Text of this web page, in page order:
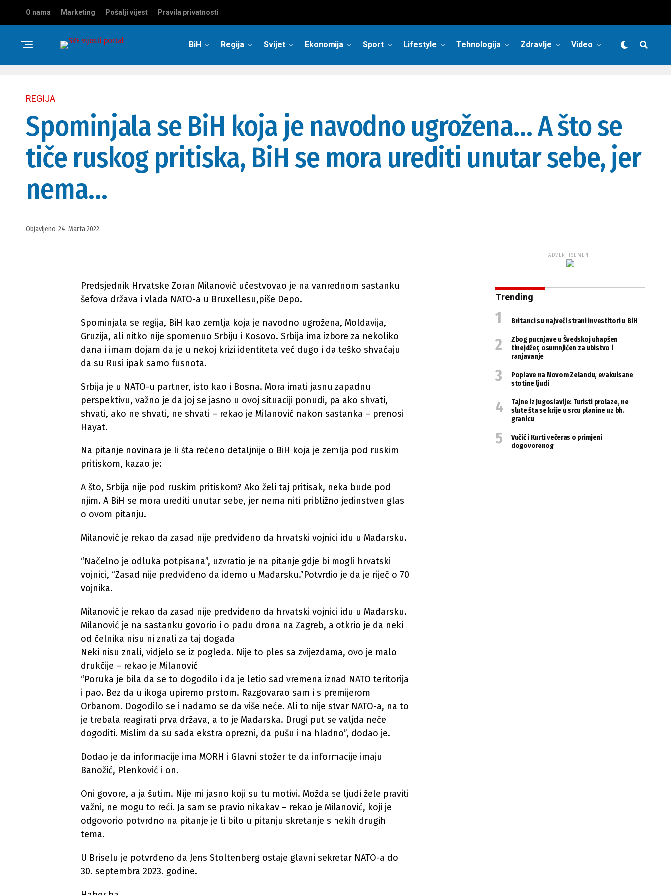
O nama Marketing Pošalji vijest Pravila privatnosti
BiH Regija Svijet Ekonomija Sport Lifestyle Tehnologija Zdravlje Video
REGIJA
Spominjala se BiH koja je navodno ugrožena… A što se
tiče ruskog pritiska, BiH se mora urediti unutar sebe, jer
nema…
Objavljeno 24. Marta 2022.
Predsjednik Hrvatske Zoran Milanović učestvovao je na vanrednom sastanku
šefova država i vlada NATO-a u Bruxellesu,piše Depo.
Spominjala se regija, BiH kao zemlja koja je navodno ugrožena, Moldavija,
Gruzija, ali nitko nije spomenuo Srbiju i Kosovo. Srbija ima izbore za nekoliko
dana i imam dojam da je u nekoj krizi identiteta već dugo i da teško shvaćaju
da su Rusi ipak samo fusnota.
Srbija je u NATO-u partner, isto kao i Bosna. Mora imati jasnu zapadnu
perspektivu, važno je da joj se jasno u ovoj situaciji ponudi, pa ako shvati,
shvati, ako ne shvati, ne shvati – rekao je Milanović nakon sastanka – prenosi
Hayat.
Na pitanje novinara je li šta rečeno detaljnije o BiH koja je zemlja pod ruskim
pritiskom, kazao je:
A što, Srbija nije pod ruskim pritiskom? Ako želi taj pritisak, neka bude pod
njim. A BiH se mora urediti unutar sebe, jer nema niti približno jedinstven glas
o ovom pitanju.
Milanović je rekao da zasad nije predviđeno da hrvatski vojnici idu u Mađarsku.
“Načelno je odluka potpisana”, uzvratio je na pitanje gdje bi mogli hrvatski
vojnici, “Zasad nije predviđeno da idemo u Mađarsku.”Potvrdio je da je riječ o 70
vojnika.
Milanović je rekao da zasad nije predviđeno da hrvatski vojnici idu u Mađarsku.
Milanović je na sastanku govorio i o padu drona na Zagreb, a otkrio je da neki
od čelnika nisu ni znali za taj događa
Neki nisu znali, vidjelo se iz pogleda. Nije to ples sa zvijezdama, ovo je malo
drukčije – rekao je Milanović
“Poruka je bila da se to dogodilo i da je letio sad vremena iznad NATO teritorija
i pao. Bez da u ikoga upiremo prstom. Razgovarao sam i s premijerom
Orbanom. Dogodilo se i nadamo se da više neće. Ali to nije stvar NATO-a, na to
je trebala reagirati prva država, a to je Mađarska. Drugi put se valjda neće
dogoditi. Mislim da su sada ekstra oprezni, da pušu i na hladno”, dodao je.
Dodao je da informacije ima MORH i Glavni stožer te da informacije imaju
Banožić, Plenković i on.
Oni govore, a ja šutim. Nije mi jasno koji su tu motivi. Možda se ljudi žele praviti
važni, ne mogu to reći. Ja sam se pravio nikakav – rekao je Milanović, koji je
odgovorio potvrdno na pitanje je li bilo u pitanju skretanje s nekih drugih
tema.
U Briselu je potvrđeno da Jens Stoltenberg ostaje glavni sekretar NATO-a do
30. septembra 2023. godine.
ADVERTISEMENT
Trending
Britanci su najveći strani investitori u BiH
Zbog pucnjave u Švedskoj uhapšen
tinejdžer, osumnjičen za ubistvo i
ranjavanje
Poplave na Novom Zelandu, evakuisane
stotine ljudi
Tajne iz Jugoslavije: Turisti prolaze, ne
slute šta se krije u srcu planine uz bh.
granicu
Vučić i Kurti večeras o primjeni
dogovorenog